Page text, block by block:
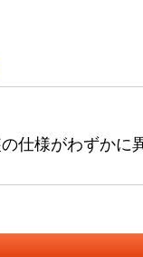
仕様がわずかに